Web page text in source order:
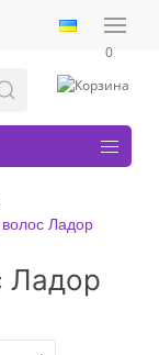
0
Ладор
Ладор